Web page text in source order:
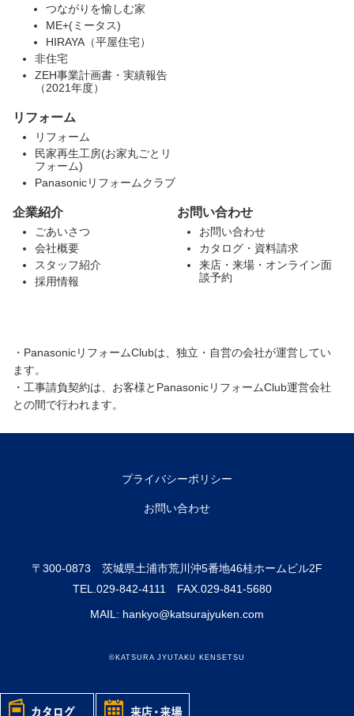
つながりを愉しむ家
ME+(ミータス)
HIRAYA（平屋住宅）
非住宅
ZEH事業計画書・実績報告
（2021年度）
リフォーム
リフォーム
民家再生工房(お家丸ごとリ
フォーム)
Panasonicリフォームクラブ
企業紹介
ごあいさつ
会社概要
スタッフ紹介
採用情報
お問い合わせ
お問い合わせ
カタログ・資料請求
来店・来場・オンライン面
談予約
・PanasonicリフォームClubは、独立・自営の会社が運営してい
ます。
・工事請負契約は、お客様とPanasonicリフォームClub運営会社
との間で行われます。
プライバシーポリシー
お問い合わせ
〒300-0873 茨城県土浦市荒川沖5番地46桂ホームビル2F
TEL. 029-842-4111
FAX.029-841-5680
MAIL: hankyo@katsurajyuken.com
©KATSURA JYUTAKU KENSETSU